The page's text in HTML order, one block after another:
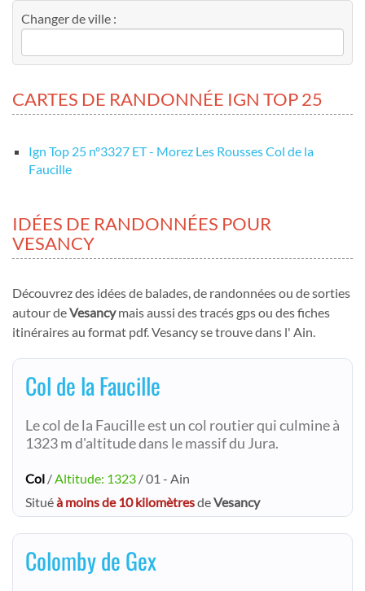
Changer de ville :
CARTES DE RANDONNÉE IGN TOP 25
Ign Top 25 nº3327 ET - Morez Les Rousses Col de la
Faucille
IDÉES DE RANDONNÉES POUR
VESANCY
Découvrez des idées de balades, de randonnées ou de sorties
autour deVesancymais aussi des tracés gps ou des fiches
itinéraires au format pdf. Vesancy se trouve dans l' Ain.
Col de la Faucille
Le col de la Faucille est un col routier qui culmine à
1323 m d'altitude dans le massif du Jura.
Col /Altitude: 1323 / 01 - Ain
Situéà moins de 10 kilomètresdeVesancy
Colomby de Gex